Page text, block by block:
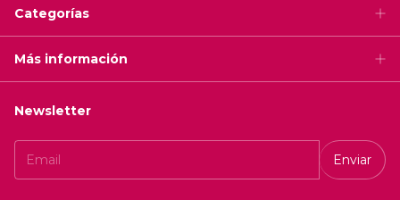
Categorías
Más información
Newsletter